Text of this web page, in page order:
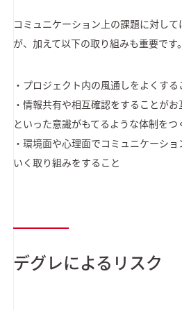
コミュニケーション上の課題に対し
が、加えて以下の取り組みも重要です。
・プロジェクト内の風通しをよくする
・情報共有や相互確認をすることが
といった意識がもてるような体制をつ
・環境面や心理面でコミュニケーシ
いく取り組みをすること
デグレによるリスク